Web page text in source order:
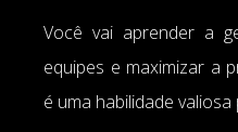
Você vai aprender a
equipes e maximizar a
é uma habilidade